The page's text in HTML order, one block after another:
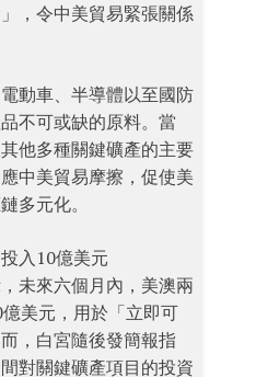
，令中美貿易緊張關係
動車、半導體以至國防
不可或缺的原料。當
他多種關鍵礦產的主要
中美貿易摩擦，促使美
多元化。
入10億美元
未來六個月內，美澳兩
美元，用於「立即可
，白宮隨後發簡報指
對關鍵礦產項目的投資